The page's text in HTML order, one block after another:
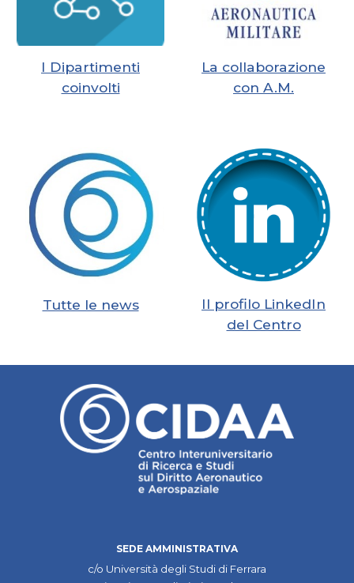
I Dipartimenti
coinvolti
La collaborazione
con A.M.
Tutte le news
Il profilo LinkedIn
del Centro
SEDE AMMINISTRATIVA
c/o Università degli Studi di Ferrara